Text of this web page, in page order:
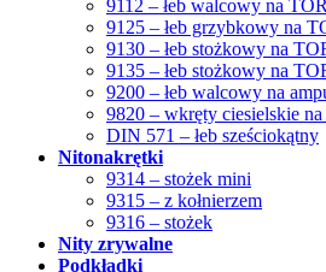
9112 – łeb walcowy na
9125 – łeb grzybkowy na
9130 – łeb stożkowy na
9135 – łeb stożkowy na
9200 – łeb walcowy na
9820 – wkręty ciesielskie
DIN 571 – łeb sześciokątny
Nitonakrętki
9314 – stożek mini
9315 – z kołnierzem
9316 – stożek
Nity zrywalne
Podkładki